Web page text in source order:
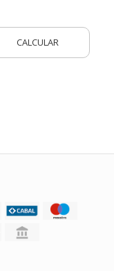
CALCULAR